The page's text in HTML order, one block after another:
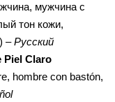
мужчина с
тон кожи,
–Русский
Piel Claro
hombre con bastón,